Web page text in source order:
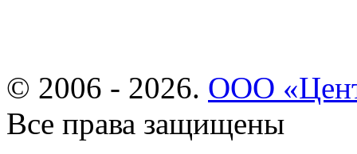
© 2006 - 2026. ООО
Все права защищены